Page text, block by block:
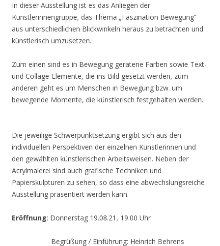
In dieser Ausstellung ist es das Anliegen der
Künstlerinnengruppe, das Thema „Faszination Bewegung“
aus unterschiedlichen Blickwinkeln heraus zu betrachten und
künstlerisch umzusetzen.
Zum einen sind es in Bewegung geratene Farben sowie Text-
und Collage-Elemente, die ins Bild gesetzt werden, zum
anderen geht es um Menschen in Bewegung bzw. um
bewegende Momente, die künstlerisch festgehalten werden.
Die jeweilige Schwerpunktsetzung ergibt sich aus den
individuellen Perspektiven der einzelnen Künstlerinnen und
den gewählten künstlerischen Arbeitsweisen. Neben der
Acrylmalerei sind auch grafische Techniken und
Papierskulpturen zu sehen, so dass eine abwechslungsreiche
Ausstellung präsentiert werden kann.
Eröffnung: Donnerstag 19.08.21, 19.00 Uhr
Begrüßung / Einführung: Heinrich Behrens